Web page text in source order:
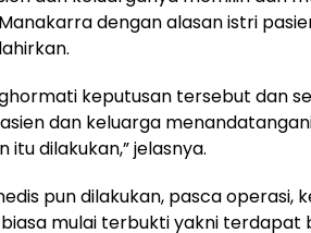
dengan alasan istri
keputusan tersebut dan
dan keluarga
itu dilakukan,” jelasnya.
pun dilakukan, pasca operasi,
mulai terbukti yakni